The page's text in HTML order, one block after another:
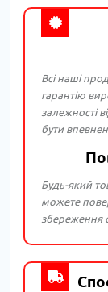
Всі наші
гарантію
залежності
бути
Будь-який
можете
збереження